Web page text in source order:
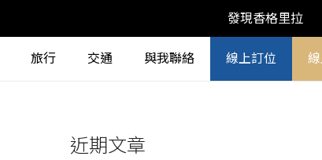
發現香格里拉
旅行 交通 與我聯絡 線上訂位
近期文章